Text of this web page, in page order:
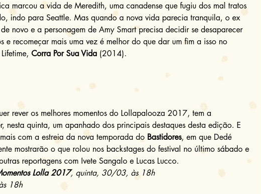
marcou a vida de Meredith, uma canadense que fugiu dos mal tratos
indo para Seattle. Mas quando a nova vida parecia tranquila, o ex
novo e a personagem de Amy Smart precisa decidir se desaparecer
e recomeçar mais uma vez é melhor do que dar um fim a isso no
Corra Por Sua Vida (2014).
rever os melhores momentos do Lollapalooza 2017, tem a
nesta quinta, um apanhado dos principais destaques desta edição. E
com a estreia da nova temporada do Bastidores, em que Dedé
mostrarão o que rolou nos backstages do festival no último sábado e
reportagens com Ivete Sangalo e Lucas Lucco.
Lolla 2017, quinta, 30/03, às 18h
18h